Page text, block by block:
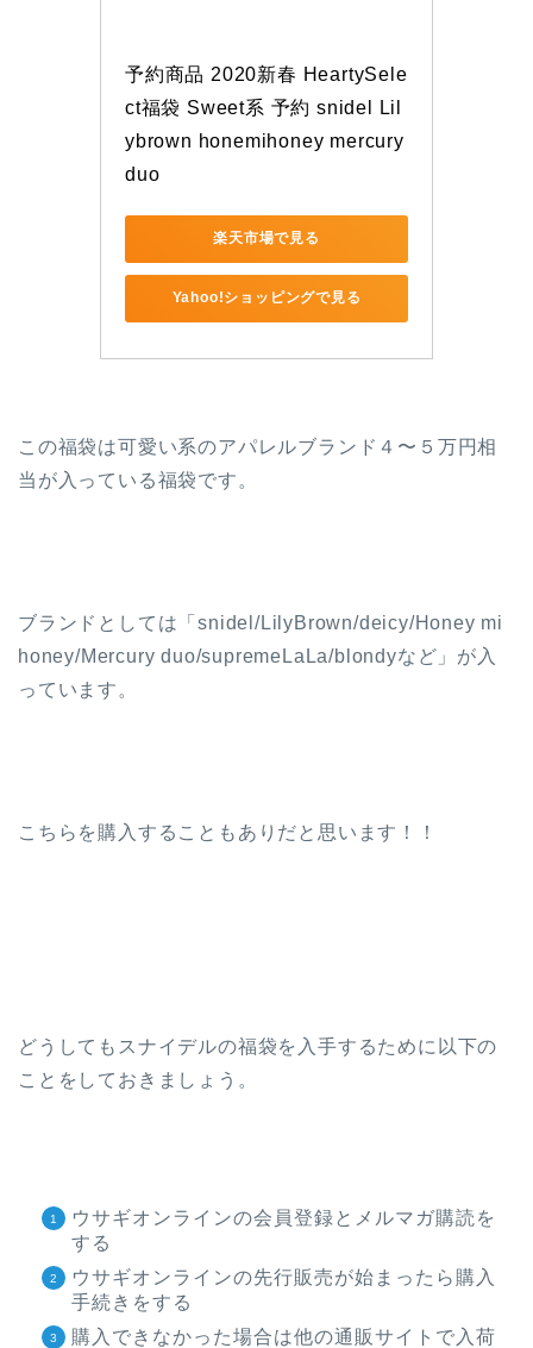
予約商品 2020新春 HeartySele
ct福袋 Sweet系 予約 snidel Lil
ybrown honemihoney mercury
duo
楽天市場で見る
Yahoo!ショッピングで見る
この福袋は可愛い系のアパレルブランド４〜５万円相
当が入っている福袋です。
ブランドとしては「snidel/LilyBrown/deicy/Honey mi
honey/Mercury duo/supremeLaLa/blondyなど」が入
っています。
こちらを購入することもありだと思います！！
どうしてもスナイデルの福袋を入手するために以下の
ことをしておきましょう。
ウサギオンラインの会員登録とメルマガ購読を
する
ウサギオンラインの先行販売が始まったら購入
手続きをする
購入できなかった場合は他の通販サイトで入荷